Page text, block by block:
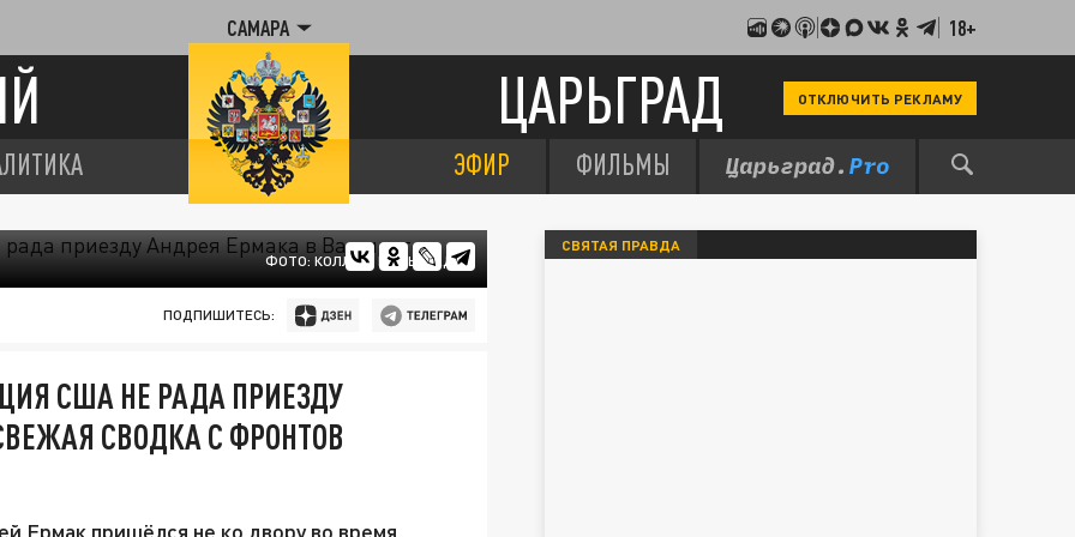
САМАРА 18+
ЦАРЬГРАД ОТКЛЮЧИТЬ РЕКЛАМУ
ЭФИР ФИЛЬМЫ
ФОТО: КОЛЛАЖ ЦАРЬГРАДА
ПОДПИШИТЕСЬ:
США НЕ РАДА ПРИЕЗДУ
СВОДКА С ФРОНТОВ
Ермак пришёлся не ко двору во время
СВЯТАЯ ПРАВДА